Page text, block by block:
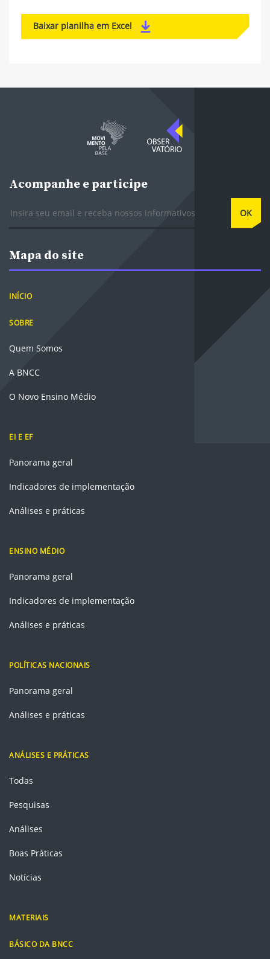
Baixar planilha em Excel
Acompanhe e participe
OK
Mapa do site
INÍCIO
SOBRE
Quem Somos
A BNCC
O Novo Ensino Médio
EI E EF
Panorama geral
Indicadores de implementação
Análises e práticas
ENSINO MÉDIO
Panorama geral
Indicadores de implementação
Análises e práticas
POLÍTICAS NACIONAIS
Panorama geral
Análises e práticas
ANÁLISES E PRÁTICAS
Todas
Pesquisas
Análises
Boas Práticas
Notícias
MATERIAIS
BÁSICO DA BNCC